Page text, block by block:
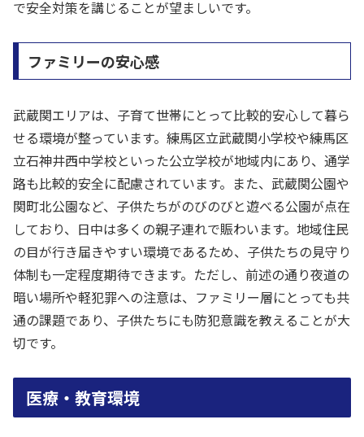
で安全対策を講じることが望ましいです。
ファミリーの安心感
武蔵関エリアは、子育て世帯にとって比較的安心して暮ら
せる環境が整っています。練馬区立武蔵関小学校や練馬区
立石神井西中学校といった公立学校が地域内にあり、通学
路も比較的安全に配慮されています。また、武蔵関公園や
関町北公園など、子供たちがのびのびと遊べる公園が点在
しており、日中は多くの親子連れで賑わいます。地域住民
の目が行き届きやすい環境であるため、子供たちの見守り
体制も一定程度期待できます。ただし、前述の通り夜道の
暗い場所や軽犯罪への注意は、ファミリー層にとっても共
通の課題であり、子供たちにも防犯意識を教えることが大
切です。
医療・教育環境